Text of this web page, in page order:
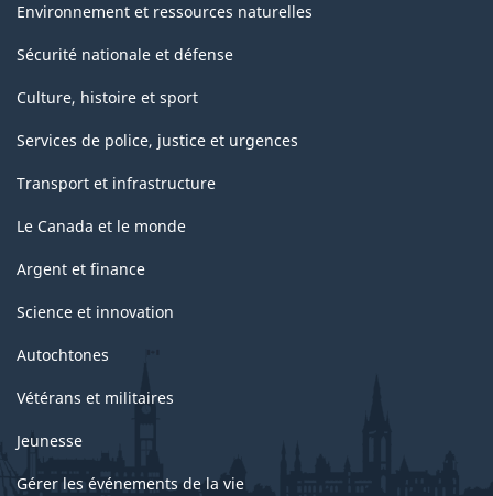
Environnement et ressources naturelles
Sécurité nationale et défense
Culture, histoire et sport
Services de police, justice et urgences
Transport et infrastructure
Le Canada et le monde
Argent et finance
Science et innovation
Autochtones
Vétérans et militaires
Jeunesse
Gérer les événements de la vie